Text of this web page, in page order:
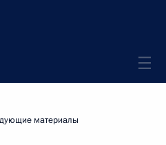
материалы